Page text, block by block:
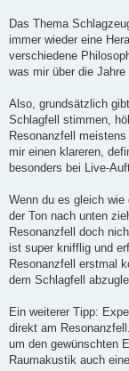
a
Das Thema
immer wieder eine
verschiedene
was mir über die Jahre
Also, grundsätzlich
Schlagfell stimmen,
Resonanzfell
mir einen klareren,
besonders bei Live-
Wenn du es gleich
der Ton nach unten
Resonanzfell doch
ist super knifflig und
Resonanzfell erstmal
dem Schlagfell
Ein weiterer Tipp:
direkt am
um den gewünschten
Raumakustik auch